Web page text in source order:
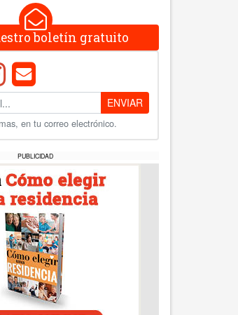
boletín gratuito
ENVIAR
en tu correo electrónico.
PUBLICIDAD